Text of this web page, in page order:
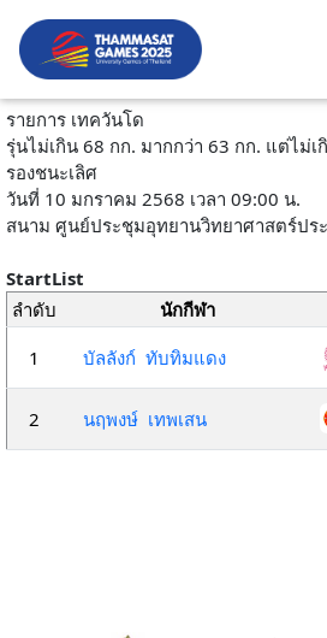
รายการ เทควันโด
รุ่นไม่เกิน 68 กก. มากกว่า 63 กก. แต่ไม่
รองชนะเลิศ
วันที่ 10 มกราคม 2568 เวลา 09:00 น.
สนาม ศูนย์ประชุมอุทยานวิทยาศาสตร์ปร
StartList
ลำดับ
นักกีฬา
1
บัลลังก์ ทับทิมแดง
2
นฤพงษ์ เทพเสน